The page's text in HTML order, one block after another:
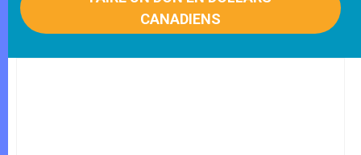
CANADIENS